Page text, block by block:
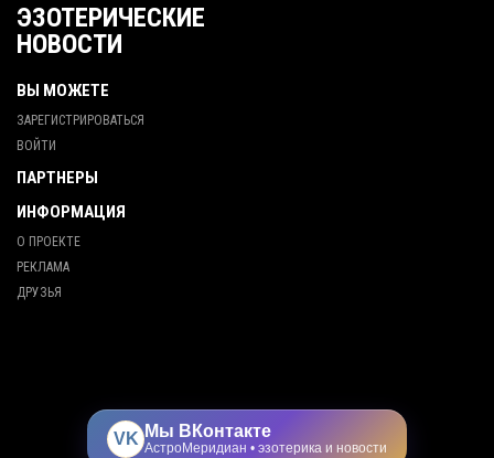
ЭЗОТЕРИЧЕСКИЕ
НОВОСТИ
ВЫ МОЖЕТЕ
ЗАРЕГИСТРИРОВАТЬСЯ
ВОЙТИ
ПАРТНЕРЫ
ИНФОРМАЦИЯ
О ПРОЕКТЕ
РЕКЛАМА
ДРУЗЬЯ
VK Мы ВКонтакте
АстроМеридиан • эзотерика и новости